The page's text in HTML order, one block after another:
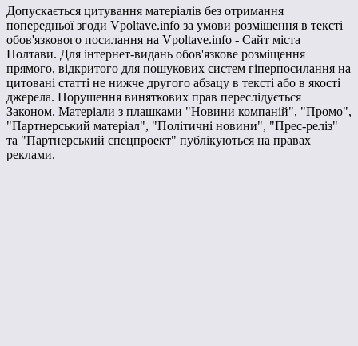
Допускається цитування матеріалів без отримання
попередньої згоди Vpoltave.info за умови розміщення в тексті
обов'язкового посилання на Vpoltave.info - Сайт міста
Полтави. Для інтернет-видань обов'язкове розміщення
прямого, відкритого для пошукових систем гіперпосилання на
цитовані статті не нижче другого абзацу в тексті або в якості
джерела. Порушення виняткових прав переслідується
Законом. Матеріали з плашками "Новини компаній", "Промо",
"Партнерський матеріал", "Політичні новини", "Прес-реліз"
та "Партнерський спецпроект" публікуються на правах
реклами.